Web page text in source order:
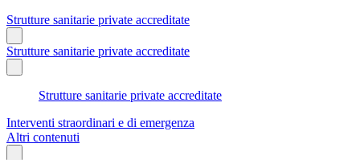
Strutture sanitarie private accreditate
Strutture sanitarie private accreditate
Strutture sanitarie private accreditate
Interventi straordinari e di emergenza
Altri contenuti